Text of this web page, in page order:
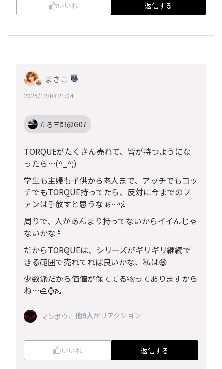
いいね 返信する
まさこ
2025/12/03 21:04
たろ三郎@G07
TORQUEがたくさん売れて、皆が持つようにな
ったら…(^_^;)
学生も主婦も子供から老人まで、アッチでもコッ
チでもTORQUE持ってたら、反対に今までのフ
ァンは手放すと思うなぁ…💦
周りで、人があんまり持ってないからイイんじゃ
ないかな📱
だからTORQUEは、シリーズがギリギリ継続で
きる範囲で売れてれば良いかな、私は😆
少数派だから価値が保ててる物ってありますから
ね…👜⌚👠
マンボウ、 他9人がリアクション
いいね 返信する